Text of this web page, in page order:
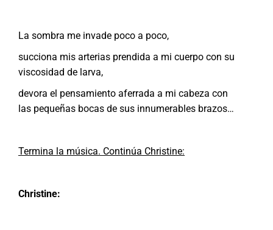
La sombra me invade poco a poco,
succiona mis arterias prendida a mi cuerpo con su
viscosidad de larva,
devora el pensamiento aferrada a mi cabeza con
las pequeñas bocas de sus innumerables brazos…
Termina la música. Continúa Christine:
Christine: